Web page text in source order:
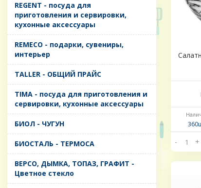
REGENT - посуда для
приготовления и сервировки,
кухонные аксессуары
REMECO - подарки, сувениры,
интерьер
TALLER - ОБЩИЙ ПРАЙС
TIMA - посуда для приготовления и
сервировки, кухонные аксессуары
БИОЛ - ЧУГУН
БИОСТАЛЬ - ТЕРМОСА
ВЕРСО, ДЫМКА, ТОПАЗ, ГРАФИТ -
Цветное стекло
- +